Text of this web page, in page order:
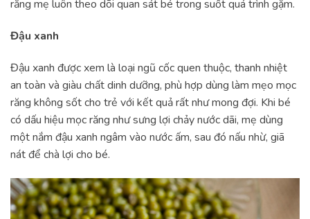
rằng mẹ luôn theo dõi quan sát bé trong suốt quá trình gặm.
Đậu xanh
Đậu xanh được xem là loại ngũ cốc quen thuộc, thanh nhiệt
an toàn và giàu chất dinh dưỡng, phù hợp dùng làm mẹo mọc
răng không sốt cho trẻ với kết quả rất như mong đợi. Khi bé
có dấu hiệu mọc răng như sưng lợi chảy nước dãi, mẹ dùng
một nắm đậu xanh ngâm vào nước ấm, sau đó nấu nhừ, giã
nát để chà lợi cho bé.